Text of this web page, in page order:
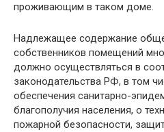
проживающим в таком доме.
Надлежащее содержание
собственников помещений
должно осуществляться в
законодательства РФ, в том
обеспечения санитарно-
благополучия населения, о
пожарной безопасности,